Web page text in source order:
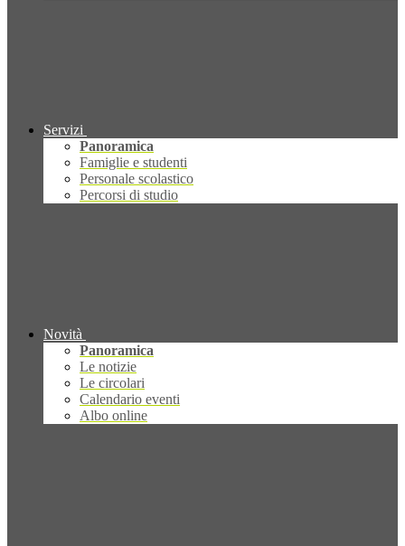
Servizi
Panoramica
Famiglie e studenti
Personale scolastico
Percorsi di studio
Novità
Panoramica
Le notizie
Le circolari
Calendario eventi
Albo online